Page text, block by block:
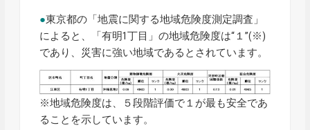
●東京都の「地震に関する地域危険度測定調査」
によると、「有明1丁目」の地域危険度は“１”(※)
であり、災害に強い地域であるとされています。
※地域危険度は、５段階評価で１が最も安全であ
ることを示しています。